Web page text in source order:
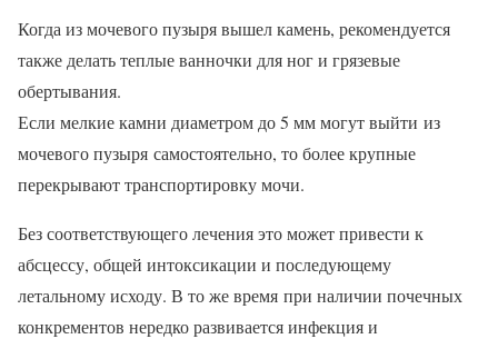
Когда из мочевого пузыря вышел камень, рекомендуется
также делать теплые ванночки для ног и грязевые
обертывания.
Если мелкие камни диаметром до 5 мм могут выйти из
мочевого пузыря самостоятельно, то более крупные
перекрывают транспортировку мочи.
Без соответствующего лечения это может привести к
абсцессу, общей интоксикации и последующему
летальному исходу. В то же время при наличии почечных
конкрементов нередко развивается инфекция и